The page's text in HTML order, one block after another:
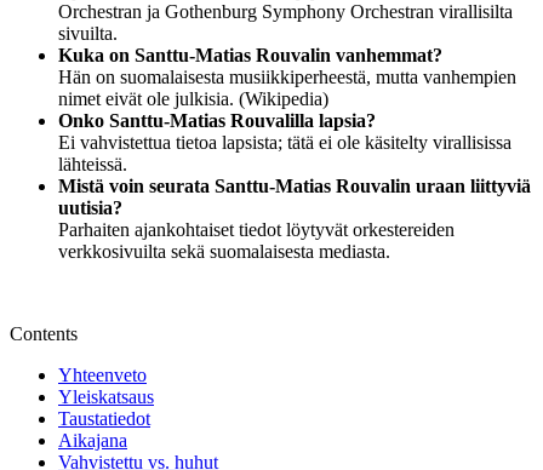
Orchestran ja Gothenburg Symphony Orchestran virallisilta
sivuilta.
Kuka on Santtu-Matias Rouvalin vanhemmat?
Hän on suomalaisesta musiikkiperheestä, mutta vanhempien
nimet eivät ole julkisia. (Wikipedia)
Onko Santtu-Matias Rouvalilla lapsia?
Ei vahvistettua tietoa lapsista; tätä ei ole käsitelty virallisissa
lähteissä.
Mistä voin seurata Santtu-Matias Rouvalin uraan liittyviä
uutisia?
Parhaiten ajankohtaiset tiedot löytyvät orkestereiden
verkkosivuilta sekä suomalaisesta mediasta.
Contents
Yhteenveto
Yleiskatsaus
Taustatiedot
Aikajana
Vahvistettu vs. huhut